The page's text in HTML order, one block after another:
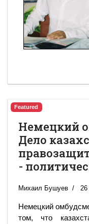
Featured
Немецкий
Дело
-
Михаил Бушуев 26
Немецкий
том, что